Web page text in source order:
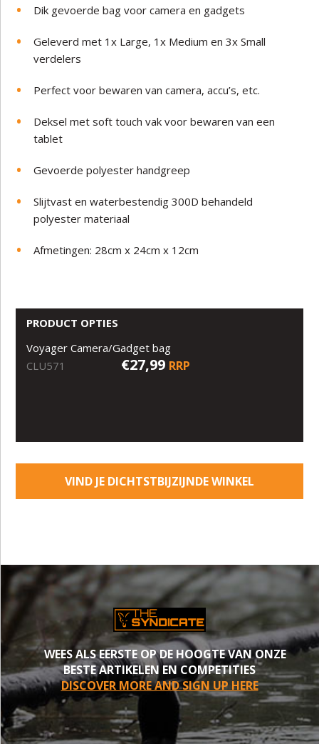
Dik gevoerde bag voor camera en gadgets
Geleverd met 1x Large, 1x Medium en 3x Small
verdelers
Perfect voor bewaren van camera, accu’s, etc.
Deksel met soft touch vak voor bewaren van een
tablet
Gevoerde polyester handgreep
Slijtvast en waterbestendig 300D behandeld
polyester materiaal
Afmetingen: 28cm x 24cm x 12cm
PRODUCT OPTIES
Voyager Camera/Gadget bag
CLU571
€27,99 RRP
VIND JE DICHTSTBIJZIJNDE WINKEL
WEES ALS EERSTE OP DE HOOGTE VAN ONZE
BESTE ARTIKELEN EN COMPETITIES
DISCOVER MORE AND SIGN UP HERE